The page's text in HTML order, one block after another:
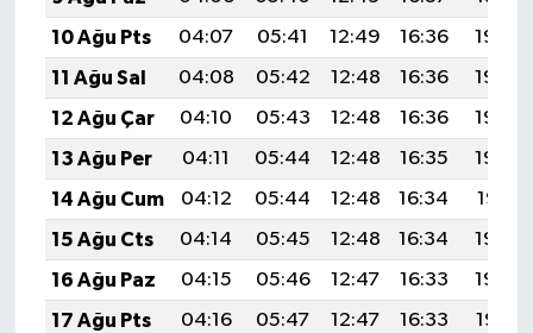
10 Ağu Pts
04:07 05:41 12:49 16:36
19:46
11 Ağu Sal
04:08 05:42 12:48 16:36
19:45
12 Ağu Çar
04:10 05:43 12:48 16:36
19:44
13 Ağu Per
04:11 05:44 12:48 16:35
19:43
14 Ağu Cum
04:12 05:44 12:48 16:34
19:41
15 Ağu Cts
04:14 05:45 12:48 16:34
19:40
16 Ağu Paz
04:15 05:46 12:47 16:33
19:39
17 Ağu Pts
04:16 05:47 12:47 16:33
19:38